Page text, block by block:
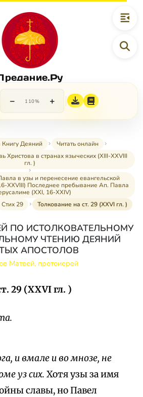
− 110% +
Книгу Деяний
Читать онлайн
в странах языческих (XIII-XXVIII
гл. )
в узы и перенесение евангельской
XXVIII) Последнее пребывание Ап. Павла
(XXI, 16-XXIV)
Стих 29 Толкование на ст. 29 (XXVI гл. )
ПО ИСТОЛКОВАТЕЛЬНОМУ
ЧТЕНИЮ ДЕЯНИЙ
АПОСТОЛОВ
Матвей, протоиерей
29 (XXVI гл. )
и вмале и во мнозе, не
уз сих. Хотя узы за имя
славы, но Павел